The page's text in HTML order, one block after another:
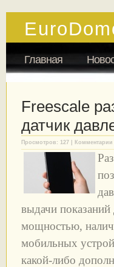
Главная
Freescale
датчик
Просмотров: 127 | Комментарии
выдачи
мощностью,
мобильных
какой-либо